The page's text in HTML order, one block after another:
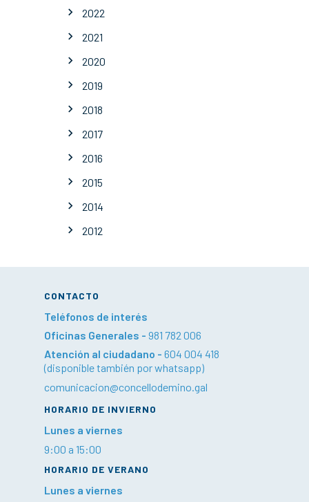
2022
2021
2020
2019
2018
2017
2016
2015
2014
2012
CONTACTO
Teléfonos de interés
Oficinas Generales - 981 782 006
Atención al ciudadano - 604 004 418
(disponible también por whatsapp)
comunicacion@concellodemino.gal
HORARIO DE INVIERNO
Lunes a viernes
9:00 a 15:00
HORARIO DE VERANO
Lunes a viernes